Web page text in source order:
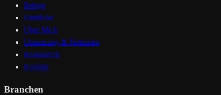
Belege
Einblicke
Über Mich
Umsetzung & Vertrauen
Ressourcen
Kontakt
Branchen